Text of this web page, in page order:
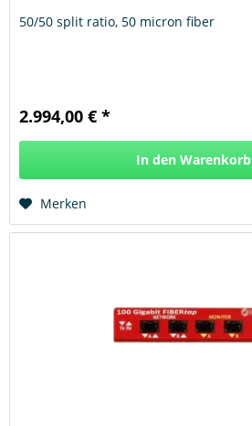
50/50 split ratio, 50 micron fiber
2.994,00 € *
In den Warenkorb
Merken